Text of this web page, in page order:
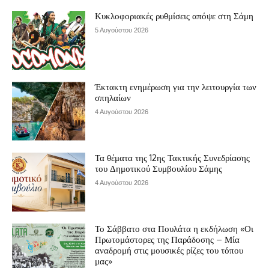
Κυκλοφοριακές ρυθμίσεις απόψε στη Σάμη
5 Αυγούστου 2026
Έκτακτη ενημέρωση για την λειτουργία των
σπηλαίων
4 Αυγούστου 2026
Τα θέματα της 12ης Τακτικής Συνεδρίασης
του Δημοτικού Συμβουλίου Σάμης
4 Αυγούστου 2026
Το Σάββατο στα Πουλάτα η εκδήλωση «Οι
Πρωτομάστορες της Παράδοσης – Μία
αναδρομή στις μουσικές ρίζες του τόπου
μας»